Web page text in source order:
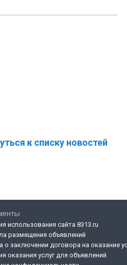
к списку новостей
использования сайта 8313.ru
размещения объявлений
о заключении договора на оказание
оказания услуг для объявлений